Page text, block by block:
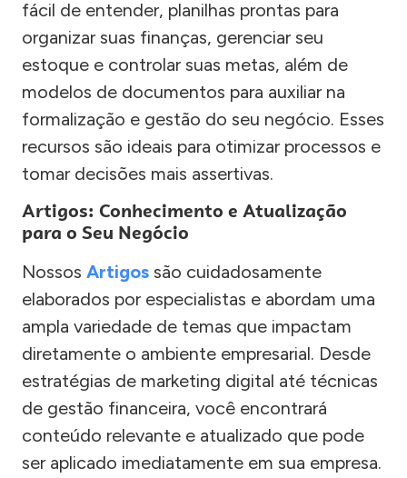
fácil de entender, planilhas prontas para
organizar suas finanças, gerenciar seu
estoque e controlar suas metas, além de
modelos de documentos para auxiliar na
formalização e gestão do seu negócio. Esses
recursos são ideais para otimizar processos e
tomar decisões mais assertivas.
Artigos: Conhecimento e Atualização
para o Seu Negócio
Nossos Artigos são cuidadosamente
elaborados por especialistas e abordam uma
ampla variedade de temas que impactam
diretamente o ambiente empresarial. Desde
estratégias de marketing digital até técnicas
de gestão financeira, você encontrará
conteúdo relevante e atualizado que pode
ser aplicado imediatamente em sua empresa.